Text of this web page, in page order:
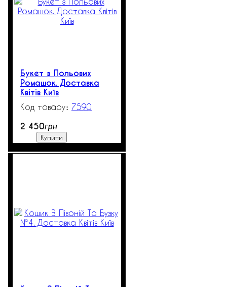
Букет з Польових
Ромашок. Доставка
Квітів Київ
7590
2 450грн
Купити